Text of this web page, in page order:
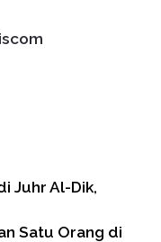
Juhr Al-Dik,
Satu Orang di